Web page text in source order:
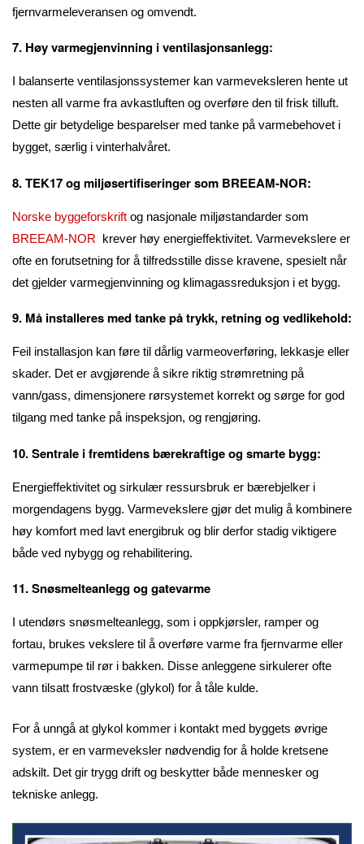
fjernvarmeleveransen og omvendt.
7. Høy varmegjenvinning i ventilasjonsanlegg:
I balanserte ventilasjonssystemer kan varmeveksleren hente ut
nesten all varme fra avkastluften og overføre den til frisk tilluft.
Dette gir betydelige besparelser med tanke på varmebehovet i
bygget, særlig i vinterhalvåret.
8. TEK17 og miljøsertifiseringer som BREEAM-NOR:
Norske byggeforskrift og nasjonale miljøstandarder som
BREEAM-NOR krever høy energieffektivitet. Varmevekslere er
ofte en forutsetning for å tilfredsstille disse kravene, spesielt når
det gjelder varmegjenvinning og klimagassreduksjon i et bygg.
9. Må installeres med tanke på trykk, retning og vedlikehold:
Feil installasjon kan føre til dårlig varmeoverføring, lekkasje eller
skader. Det er avgjørende å sikre riktig strømretning på
vann/gass, dimensjonere rørsystemet korrekt og sørge for god
tilgang med tanke på inspeksjon, og rengjøring.
10. Sentrale i fremtidens bærekraftige og smarte bygg:
Energieffektivitet og sirkulær ressursbruk er bærebjelker i
morgendagens bygg. Varmevekslere gjør det mulig å kombinere
høy komfort med lavt energibruk og blir derfor stadig viktigere
både ved nybygg og rehabilitering.
11. Snøsmelteanlegg og gatevarme
I utendørs snøsmelteanlegg, som i oppkjørsler, ramper og
fortau, brukes vekslere til å overføre varme fra fjernvarme eller
varmepumpe til rør i bakken. Disse anleggene sirkulerer ofte
vann tilsatt frostvæske (glykol) for å tåle kulde.
For å unngå at glykol kommer i kontakt med byggets øvrige
system, er en varmeveksler nødvendig for å holde kretsene
adskilt. Det gir trygg drift og beskytter både mennesker og
tekniske anlegg.